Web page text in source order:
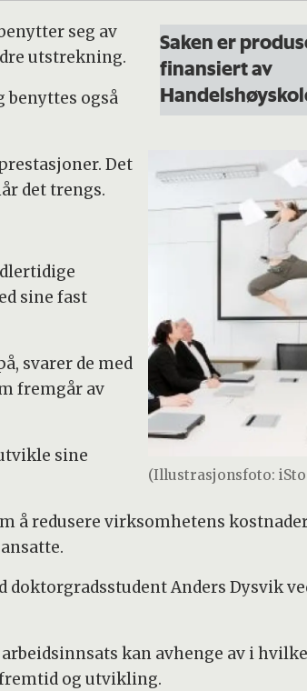
Saken er
finansiert av
(Illustrasjonsfoto:
seg av
utstrekning.
også
Det
det trengs.
sine fast
svarer de med
fremgår av
sine
redusere virksomhetens
doktorgradsstudent Anders Dysvik
kan avhenge av i
og utvikling.